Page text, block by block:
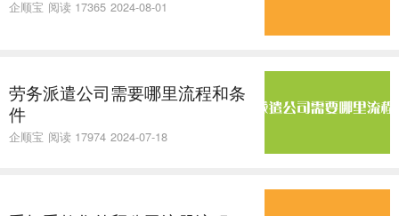
企顺宝 阅读 17365 2024-08-01
劳务派遣公司需要哪里流程和条
件
企顺宝 阅读 17974 2024-07-18